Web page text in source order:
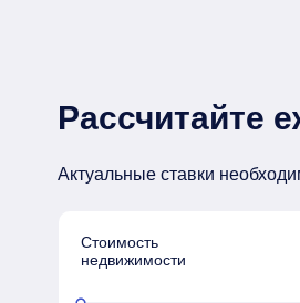
Рассчитайте
Актуальные ставки
Стоимость
недвижимости